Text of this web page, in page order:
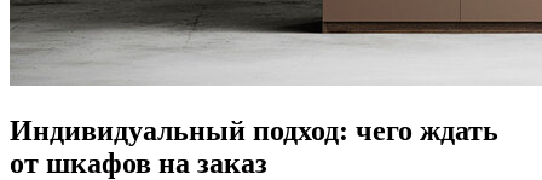
Индивидуальный подход: чего ждать
от шкафов на заказ